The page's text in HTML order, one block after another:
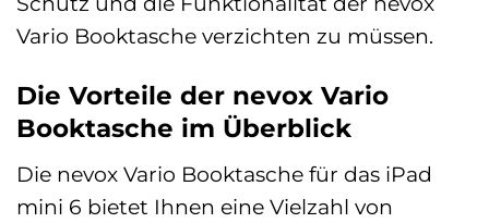
Vario Booktasche verzichten zu müssen.
Die Vorteile der nevox Vario
Booktasche im Überblick
Die nevox Vario Booktasche für das iPad
mini 6 bietet Ihnen eine Vielzahl von